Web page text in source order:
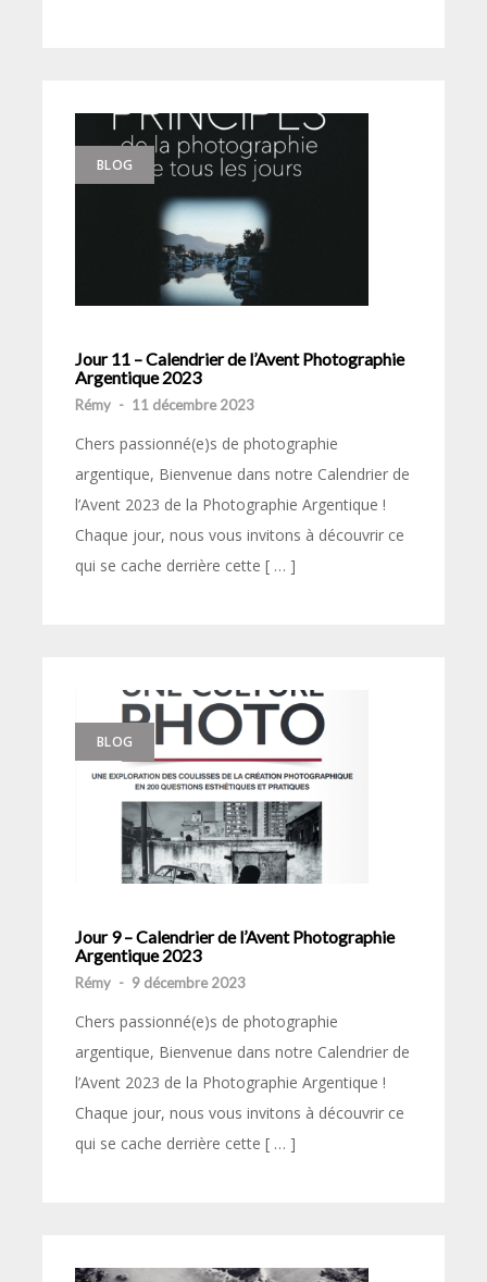
BLOG
Jour 11 – Calendrier de l’Avent Photographie
Argentique 2023
Rémy - 11 décembre 2023
Chers passionné(e)s de photographie
argentique, Bienvenue dans notre Calendrier de
l’Avent 2023 de la Photographie Argentique !
Chaque jour, nous vous invitons à découvrir ce
qui se cache derrière cette [ … ]
BLOG
Jour 9 – Calendrier de l’Avent Photographie
Argentique 2023
Rémy - 9 décembre 2023
Chers passionné(e)s de photographie
argentique, Bienvenue dans notre Calendrier de
l’Avent 2023 de la Photographie Argentique !
Chaque jour, nous vous invitons à découvrir ce
qui se cache derrière cette [ … ]